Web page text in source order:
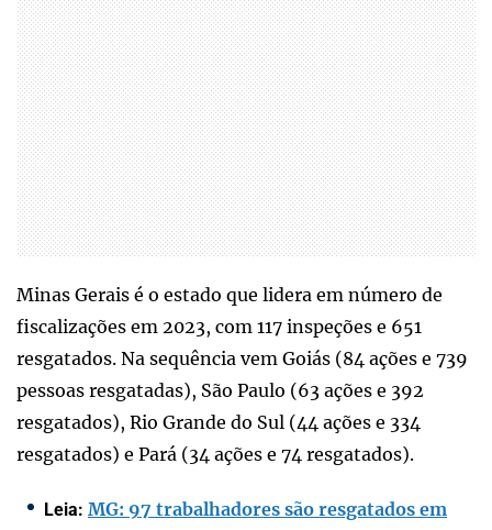
Minas Gerais é o estado que lidera em número de
fiscalizações em 2023, com 117 inspeções e 651
resgatados. Na sequência vem Goiás (84 ações e 739
pessoas resgatadas), São Paulo (63 ações e 392
resgatados), Rio Grande do Sul (44 ações e 334
resgatados) e Pará (34 ações e 74 resgatados).
Leia: MG: 97 trabalhadores são resgatados em